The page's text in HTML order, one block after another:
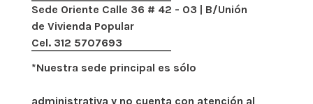
Sede Oriente Calle 36 # 42 - 03 | B/Unión
de Vivienda Popular
Cel. 312 5707693
*Nuestra sede principal es sólo
administrativa y no cuenta con atención al